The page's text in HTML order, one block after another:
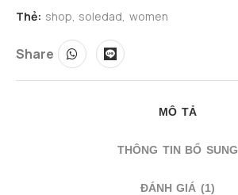
Thẻ: shop soledad women
Share
MÔ TẢ
THÔNG TIN BỔ SUNG
ĐÁNH GIÁ (1)